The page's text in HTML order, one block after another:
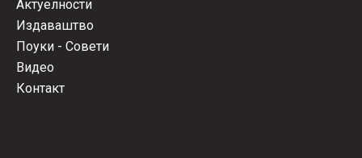
Актуелности
Издаваштво
Поуки - Совети
Видео
Контакт